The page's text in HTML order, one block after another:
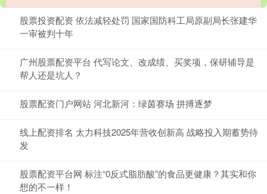
股票投资配资 依法减轻处罚 国家国防科工局原副局长张建华
一审被判十年
广州股票配资平台 代写论文、改成绩、买奖项，保研辅导是
帮人还是坑人？
股票配资门户网站 河北新河：绿茵赛场 拼搏逐梦
线上配资排名 太力科技2025年营收创新高 战略投入期蓄势待
发
股票配资平台网 标注“0反式脂肪酸”的食品更健康？其实和你
想的不一样！